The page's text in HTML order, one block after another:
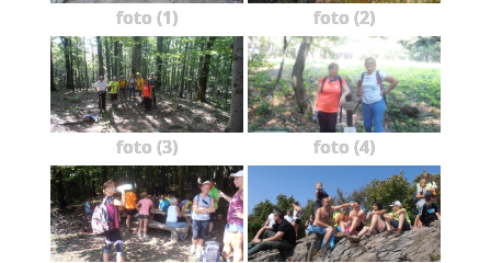
foto (1) foto (2)
foto (3) foto (4)